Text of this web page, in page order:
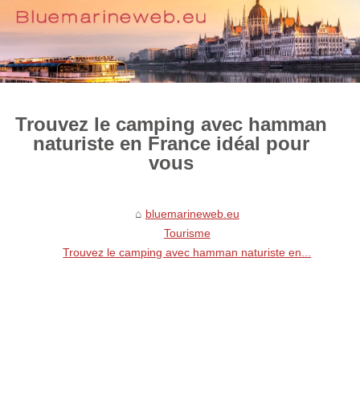
Trouvez le camping avec hamman
naturiste en France idéal pour
vous
bluemarineweb.eu
Tourisme
Trouvez le camping avec hamman naturiste en...